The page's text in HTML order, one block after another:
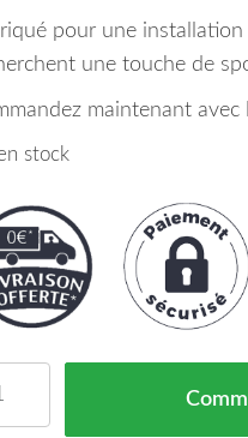
pour une
une touche de
maintenant
stock